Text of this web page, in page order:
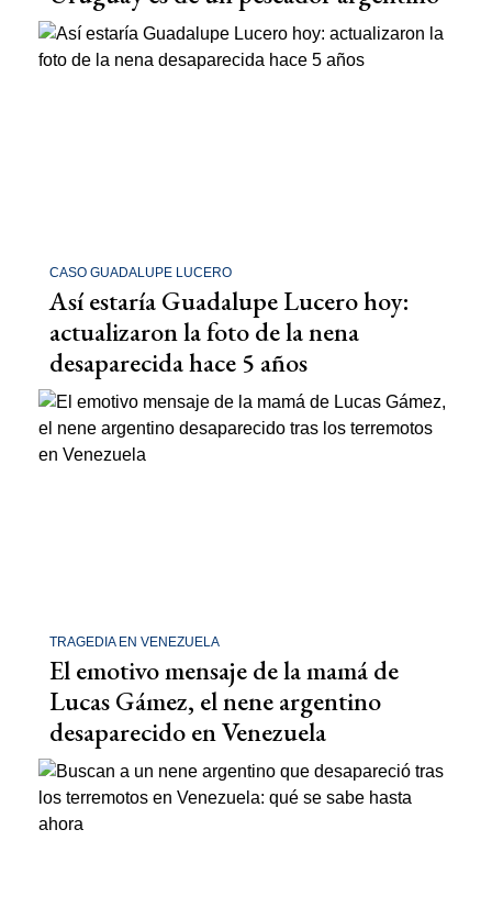
CASO GUADALUPE LUCERO
Así estaría Guadalupe Lucero hoy:
actualizaron la foto de la nena
desaparecida hace 5 años
TRAGEDIA EN VENEZUELA
El emotivo mensaje de la mamá de
Lucas Gámez, el nene argentino
desaparecido en Venezuela